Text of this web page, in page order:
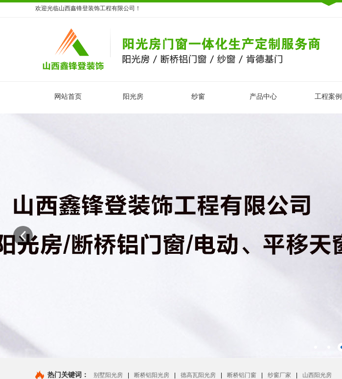
欢迎光临山西鑫锋登装饰工程有限公司！
网站首页 阳光房 纱窗 产品中心 工程案例
热门关键词： 别墅阳光房 断桥铝阳光房 德高瓦阳光房 断桥铝门窗 纱窗厂家 山西阳光房